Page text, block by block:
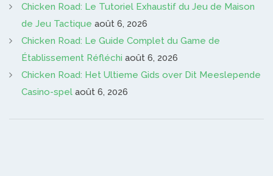
Chicken Road: Le Tutoriel Exhaustif du Jeu de Maison
de Jeu Tactique août 6, 2026
Chicken Road: Le Guide Complet du Game de
Établissement Réfléchi août 6, 2026
Chicken Road: Het Ultieme Gids over Dit Meeslepende
Casino-spel août 6, 2026